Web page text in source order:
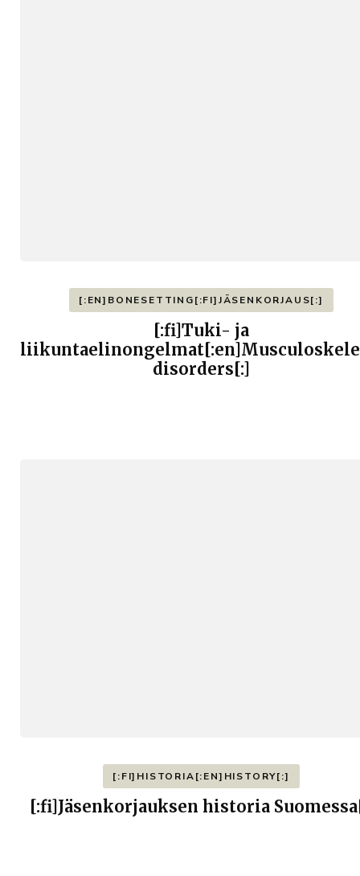
[:EN]BONESETTING[:FI]JÄSENKORJAUS[:]
[:fi]Tuki- ja
disorders[:]
[:FI]HISTORIA[:EN]HISTORY[:]
[:fi]Jäsenkorjauksen historia